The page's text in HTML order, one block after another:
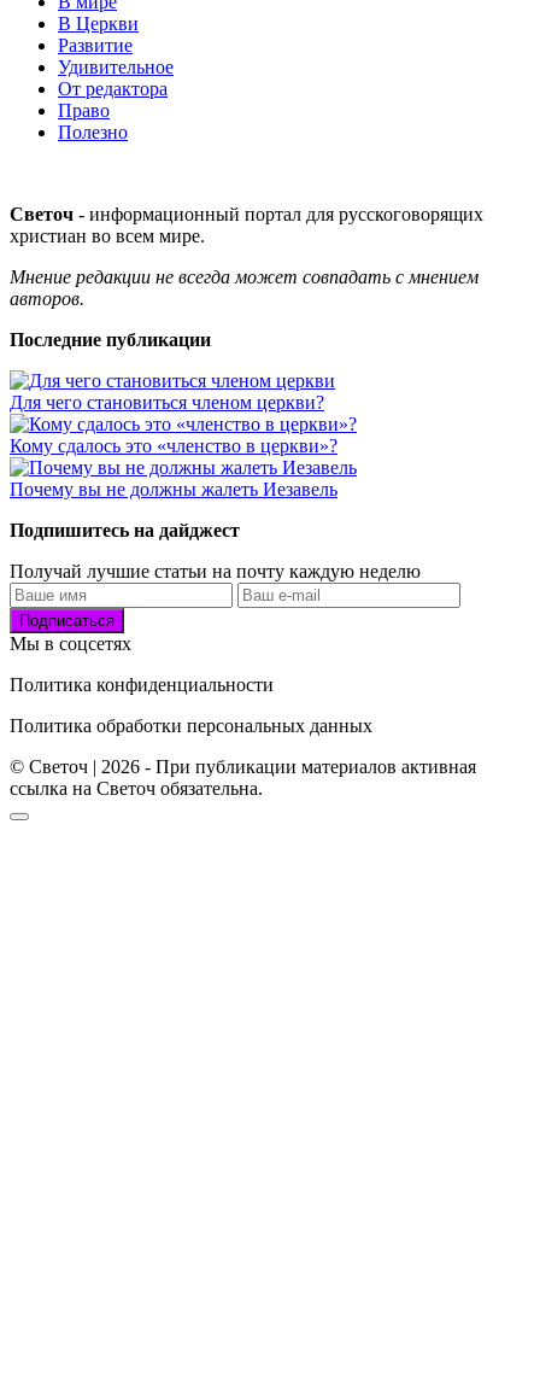
В Церкви
Развитие
Удивительное
От редактора
Право
Полезно
Светоч - информационный портал для русскоговорящих
христиан во всем мире.
Мнение редакции не всегда может совпадать с мнением
авторов.
Последние публикации
Для чего становиться членом церкви?
Кому сдалось это «членство в церкви»?
Почему вы не должны жалеть Иезавель
Подпишитесь на дайджест
Получай лучшие статьи на почту каждую неделю
Подписаться
Мы в соцсетях
Политика конфиденциальности
Политика обработки персональных данных
© Светоч | 2026 - При публикации материалов активная
ссылка на Светоч обязательна.